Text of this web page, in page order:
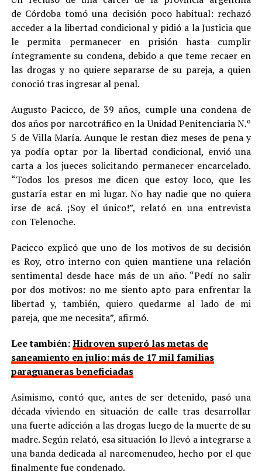
de Córdoba tomó una decisión poco habitual: rechazó
acceder a la libertad condicional y pidió a la Justicia que
le permita permanecer en prisión hasta cumplir
íntegramente su condena, debido a que teme recaer en
las drogas y no quiere separarse de su pareja, a quien
conoció tras ingresar al penal.
Augusto Pacicco, de 39 años, cumple una condena de
dos años por narcotráfico en la Unidad Penitenciaria N.º
5 de Villa María. Aunque le restan diez meses de pena y
ya podía optar por la libertad condicional, envió una
carta a los jueces solicitando permanecer encarcelado.
“Todos los presos me dicen que estoy loco, que les
gustaría estar en mi lugar. No hay nadie que no quiera
irse de acá. ¡Soy el único!”, relató en una entrevista
con Telenoche.
Pacicco explicó que uno de los motivos de su decisión
es Roy, otro interno con quien mantiene una relación
sentimental desde hace más de un año. “Pedí no salir
por dos motivos: no me siento apto para enfrentar la
libertad y, también, quiero quedarme al lado de mi
pareja, que me necesita”, afirmó.
Lee también:Hidroven superó las metas de
saneamiento en julio: más de 17 mil familias
paraguaneras beneficiadas
Asimismo, contó que, antes de ser detenido, pasó una
década viviendo en situación de calle tras desarrollar
una fuerte adicción a las drogas luego de la muerte de su
madre. Según relató, esa situación lo llevó a integrarse a
una banda dedicada al narcomenudeo, hecho por el que
finalmente fue condenado.